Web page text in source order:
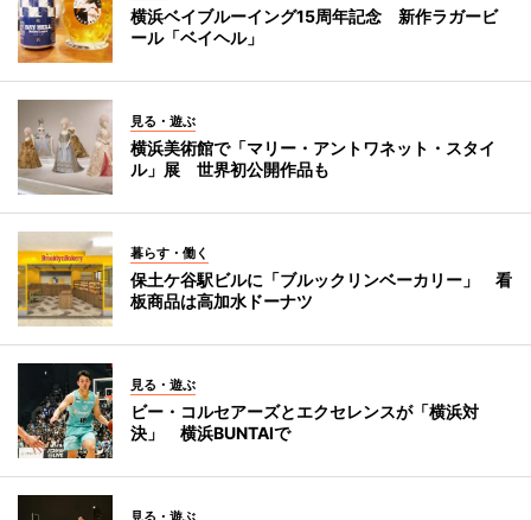
横浜ベイブルーイング15周年記念 新作ラガービ
ール「ベイヘル」
見る・遊ぶ
横浜美術館で「マリー・アントワネット・スタイ
ル」展 世界初公開作品も
暮らす・働く
保土ケ谷駅ビルに「ブルックリンベーカリー」 看
板商品は高加水ドーナツ
見る・遊ぶ
ビー・コルセアーズとエクセレンスが「横浜対
決」 横浜BUNTAIで